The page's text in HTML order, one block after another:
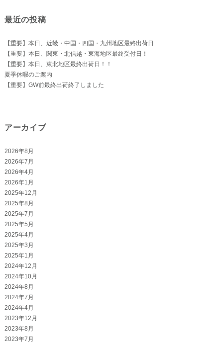
最近の投稿
【重要】本日、近畿・中国・四国・九州地区最終出荷日
【重要】本日、関東・北信越・東海地区最終受付日！
【重要】本日、東北地区最終出荷日！！
夏季休暇のご案内
【重要】GW前最終出荷終了しました
アーカイブ
2026年8月
2026年7月
2026年4月
2026年1月
2025年12月
2025年8月
2025年7月
2025年5月
2025年4月
2025年3月
2025年1月
2024年12月
2024年10月
2024年8月
2024年7月
2024年4月
2023年12月
2023年8月
2023年7月